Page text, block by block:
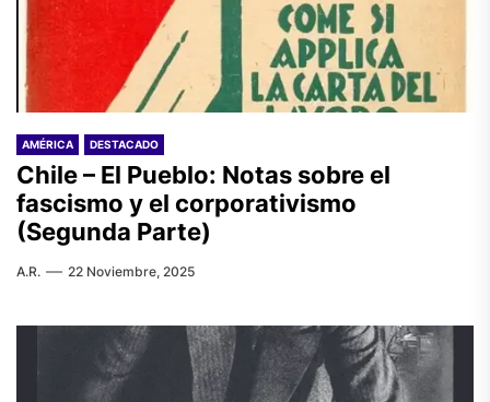
AMÉRICA DESTACADO
Chile – El Pueblo: Notas sobre el
fascismo y el corporativismo
(Segunda Parte)
A.R. 22 Noviembre, 2025